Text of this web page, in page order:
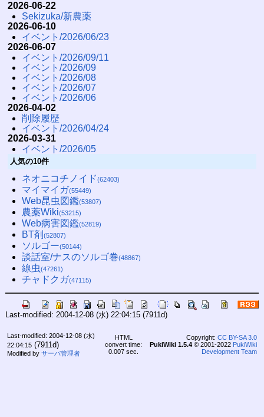
2026-06-22
Sekizuka/新農薬
2026-06-10
イベント/2026/06/23
2026-06-07
イベント/2026/09/11
イベント/2026/09
イベント/2026/08
イベント/2026/07
イベント/2026/06
2026-04-02
削除履歴
イベント/2026/04/24
2026-03-31
イベント/2026/05
人気の10件
ネオニコチノイド(62403)
マイマイガ(55449)
Web昆虫図鑑(53807)
農薬Wiki(53215)
Web病害図鑑(52819)
BT剤 (52807)
ソルゴー(50144)
談話室/ナスのソルゴ巻(48867)
線虫(47261)
チャドクガ(47115)
Last-modified: 2004-12-08 (水) 22:04:15(7911d)
Last-modified: 2004-12-08 (水)
22:04:15(7911d)
Modified by サーバ管理者
HTML
convert time:
0.007 sec.
Copyright: CC BY-SA 3.0
PukiWiki 1.5.4© 2001-2022 PukiWiki
Development Team